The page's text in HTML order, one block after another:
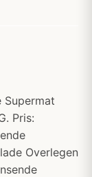
Pris:
Overlegen